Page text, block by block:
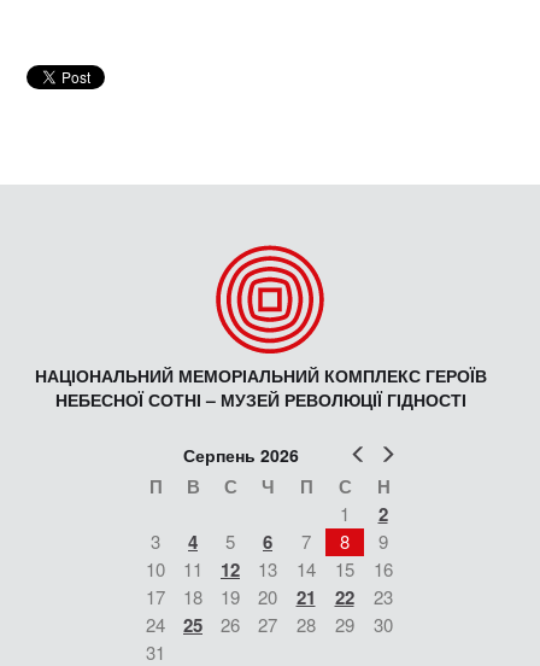
НАЦІОНАЛЬНИЙ МЕМОРІАЛЬНИЙ КОМПЛЕКС ГЕРОЇВ
НЕБЕСНОЇ СОТНІ – МУЗЕЙ РЕВОЛЮЦІЇ ГІДНОСТІ
Попер
Серпень 2026
П В С Ч П С Н
1 2
3 4 5 6 7 8
9
10
11 12 13 14 15
16
17
18 19 20 21 22
23
24
25 26 27 28 29
30
31